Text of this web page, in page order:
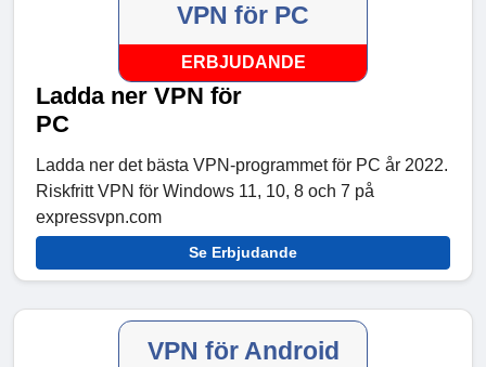
VPN för PC
ERBJUDANDE
Ladda ner VPN för
PC
Ladda ner det bästa VPN-programmet för PC år 2022.
Riskfritt VPN för Windows 11, 10, 8 och 7 på
expressvpn.com
Se Erbjudande
VPN för Android